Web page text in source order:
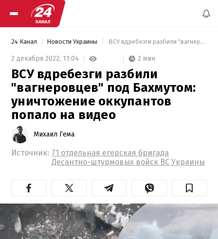
24 Канал Новости Украины ВСУ вдребезги разбили "вагнеровцев" под Бахмутом: уничтожение оккупантов попало на видео
2 декабря 2022, 11:04 2 мин
ВСУ вдребезги разбили
"вагнеровцев" под Бахмутом:
уничтожение оккупантов
попало на видео
Михаил Гема
Источник: 71 отдельная егерская бригада
Десантно-штурмовых войск ВС Украины